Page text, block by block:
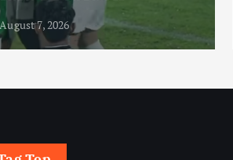
August 6, 2026